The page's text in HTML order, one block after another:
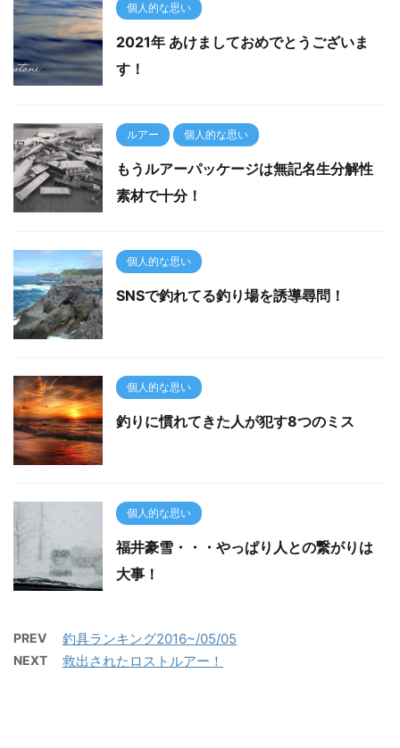
個人的な思い
2021年 あけましておめでとうございま
す！
ルアー 個人的な思い
もうルアーパッケージは無記名生分解性
素材で十分！
個人的な思い
SNSで釣れてる釣り場を誘導尋問！
個人的な思い
釣りに慣れてきた人が犯す8つのミス
個人的な思い
福井豪雪・・・やっぱり人との繋がりは
大事！
PREV 釣具ランキング2016~/05/05
NEXT 救出されたロストルアー！